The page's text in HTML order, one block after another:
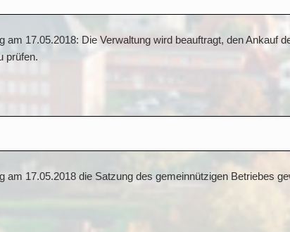
17.05.2018: Die Verwaltung wird beauftragt, den Ankauf
prüfen.
17.05.2018 die Satzung des gemeinnützigen Betriebes